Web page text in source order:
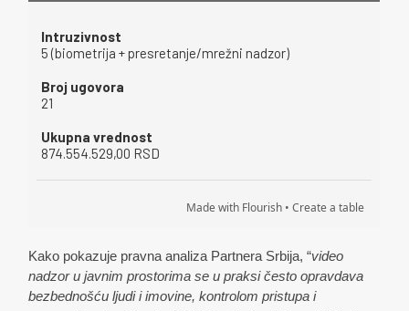
Kako pokazuje pravna analiza Partnera Srbija, “video
nadzor u javnim prostorima se u praksi često opravdava
bezbednošću ljudi i imovine, kontrolom pristupa i